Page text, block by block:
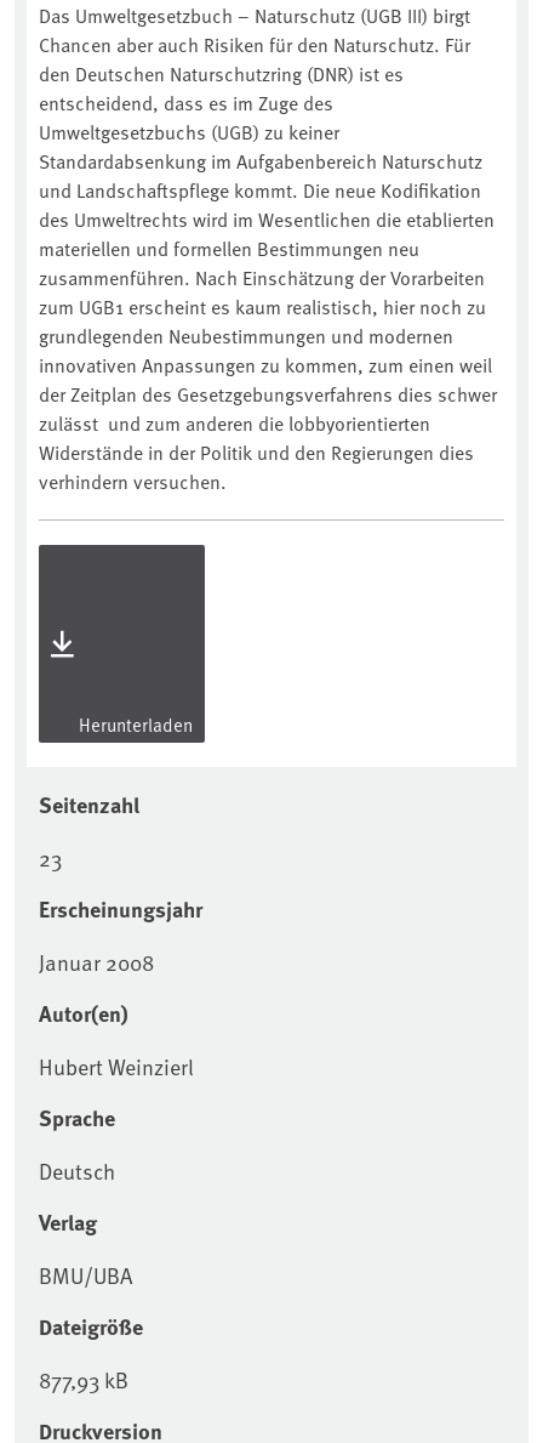
Das Umweltgesetzbuch – Naturschutz (UGB III) birgt
Chancen aber auch Risiken für den Naturschutz. Für
den Deutschen Naturschutzring (DNR) ist es
entscheidend, dass es im Zuge des
Umweltgesetzbuchs (UGB) zu keiner
Standardabsenkung im Aufgabenbereich Naturschutz
und Landschaftspflege kommt. Die neue Kodifikation
des Umweltrechts wird im Wesentlichen die etablierten
materiellen und formellen Bestimmungen neu
zusammenführen. Nach Einschätzung der Vorarbeiten
zum UGB1 erscheint es kaum realistisch, hier noch zu
grundlegenden Neubestimmungen und modernen
innovativen Anpassungen zu kommen, zum einen weil
der Zeitplan des Gesetzgebungsverfahrens dies schwer
zulässt und zum anderen die lobbyorientierten
Widerstände in der Politik und den Regierungen dies
verhindern versuchen.
Herunterladen
Seitenzahl
23
Erscheinungsjahr
Januar 2008
Autor(en)
Hubert Weinzierl
Sprache
Deutsch
Verlag
BMU/UBA
Dateigröße
877,93 kB
Druckversion